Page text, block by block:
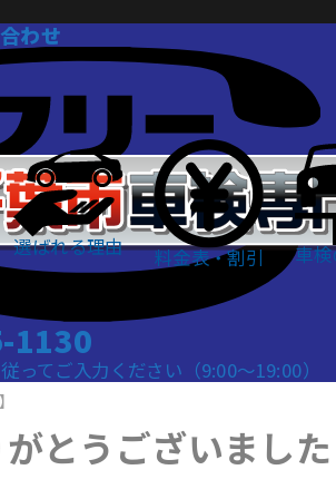
わせ
1130
ってご入力ください（9:00～19:00）
選ばれる理由 料金表・割引 車
とうございました